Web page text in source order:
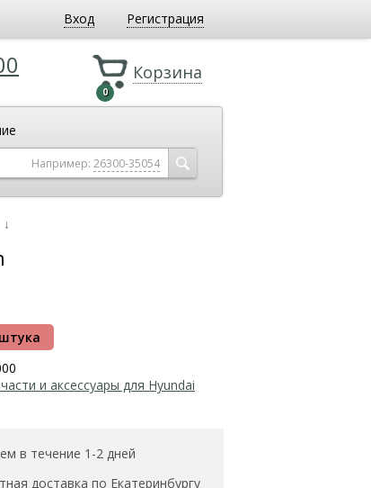
Вход Регистрация
Корзина
0
Например: 26300-35054
↓
и аксессуары для Hyundai
в течение 1-2 дней
доставка по Екатеринбургу